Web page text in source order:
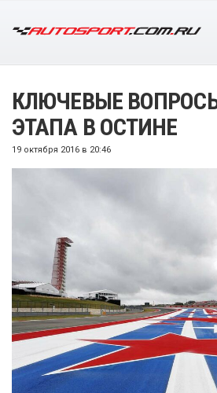
КЛЮЧЕВЫЕ
ЭТАПА В ОСТИНЕ
19 октября 2016 в 20:46